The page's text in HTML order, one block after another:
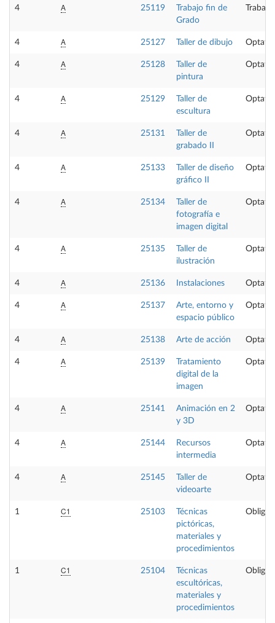
4 A 25119
Trabajo fin de
Grado
4 A 25127 Taller de dibujo
4 A 25128
Taller de
pintura
4 A 25129
Taller de
escultura
4 A 25131
Taller de
grabado II
4 A 25133
Taller de diseño
gráfico II
4 A 25134
Taller de
fotografía e
imagen digital
4 A 25135
Taller de
ilustración
4 A 25136 Instalaciones
4 A 25137
Arte, entorno y
espacio público
4 A 25138 Arte de acción
4 A 25139
Tratamiento
digital de la
imagen
4 A 25141
Animación en 2
y 3D
4 A 25144
Recursos
intermedia
4 A 25145
Taller de
videoarte
1 C1 25103
Técnicas
pictóricas,
materiales y
procedimientos
1 C1 25104
Técnicas
escultóricas,
materiales y
procedimientos